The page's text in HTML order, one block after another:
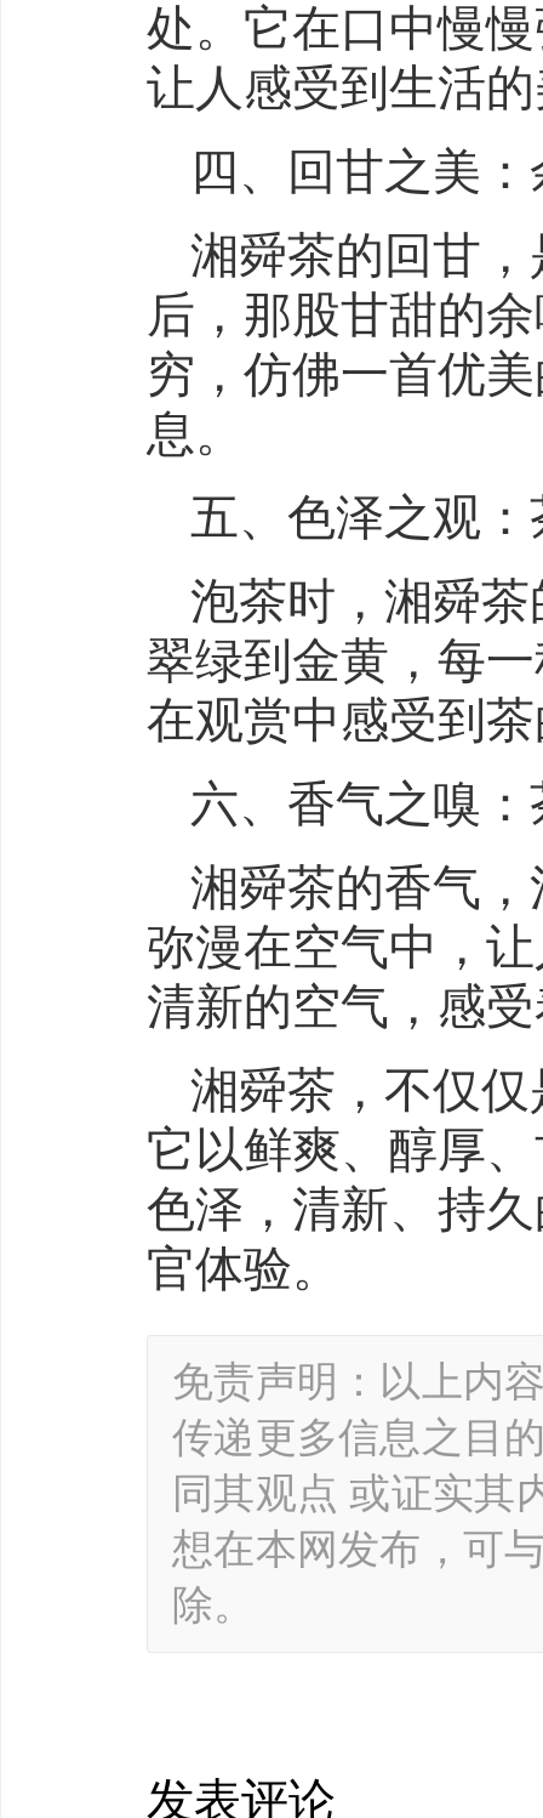
处。它在口中慢
让人感受到生活
四、回甘之美
湘舜茶的回甘
后，那股甘甜的
穷，仿佛一首优
息。
五、色泽之观
泡茶时，湘舜
翠绿到金黄，每
在观赏中感受到
六、香气之嗅
湘舜茶的香气
弥漫在空气中，
清新的空气，感
湘舜茶，不仅
它以鲜爽、醇厚
色泽，清新、持
官体验。
免责声明：以上内
传递更多信息之目
同其观点 或证实其
想在本网发布，可
除。
发表评论